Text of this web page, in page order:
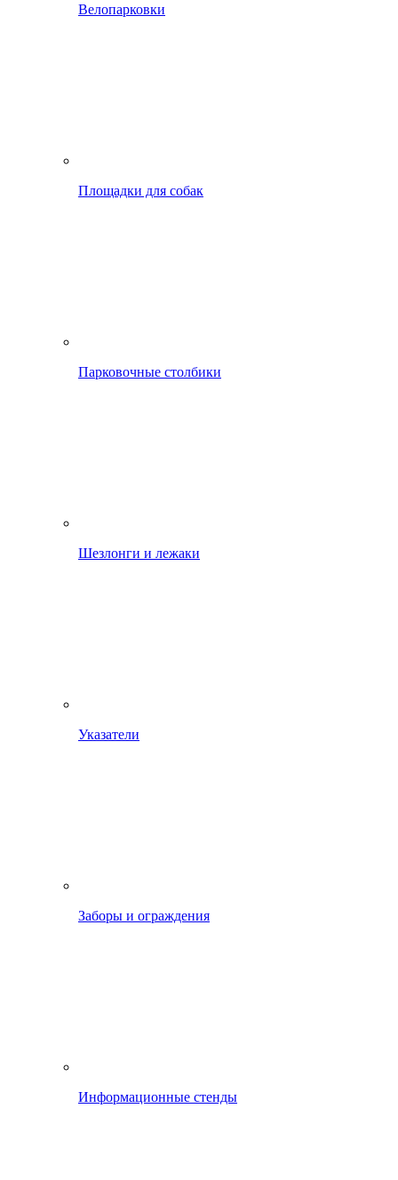
Велопарковки
Площадки для собак
Парковочные столбики
Шезлонги и лежаки
Указатели
Заборы и ограждения
Информационные стенды